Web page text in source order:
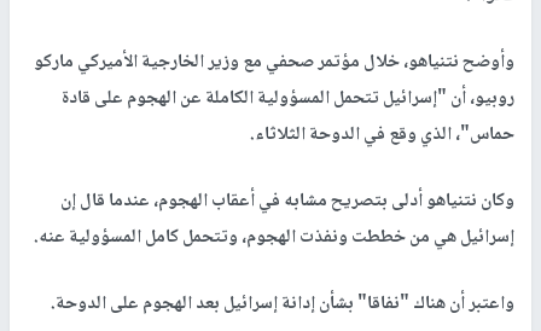
وأوضح نتنياهو، خلال مؤتمر صحفي مع وزير الخارجية الأميركي ماركو
روبيو، أن "إسرائيل تتحمل المسؤولية الكاملة عن الهجوم على قادة
حماس"، الذي وقع في الدوحة الثلاثاء.
وكان نتنياهو أدلى بتصريح مشابه في أعقاب الهجوم، عندما قال إن
إسرائيل هي من خططت ونفذت الهجوم، وتتحمل كامل المسؤولية عنه.
واعتبر أن هناك "نفاقا" بشأن إدانة إسرائيل بعد الهجوم على الدوحة.